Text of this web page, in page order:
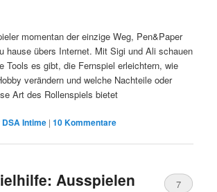
momentan der einzige Weg, Pen&Paper
hause übers Internet. Mit Sigi und Ali schauen
Tools es gibt, die Fernspiel erleichtern, wie
verändern und welche Nachteile oder
Art des Rollenspiels bietet
DSA Intime |10Kommentare
Ausspielen 7